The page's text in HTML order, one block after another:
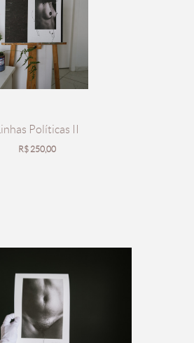
Linhas Políticas II
R$ 250,00